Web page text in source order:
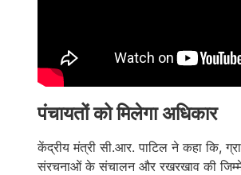
पंचायतों को मिलेगा अधिकार
केंद्रीय मंत्री सी.आर. पाटिल ने कहा कि,
संरचनाओं के संचालन और रखरखाव की